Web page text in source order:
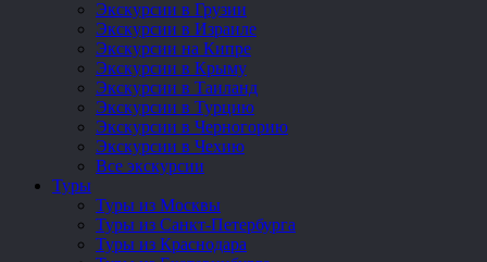
Экскурсии в Грузии
Экскурсии в Израиле
Экскурсии на Кипре
Экскурсии в Крыму
Экскурсии в Таиланд
Экскурсии в Турцию
Экскурсии в Черногорию
Экскурсии в Чехию
Все экскурсии
Туры
Туры из Москвы
Туры из Санкт-Петербурга
Туры из Краснодара